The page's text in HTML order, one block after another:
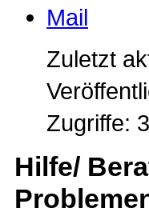
Zuletzt
Zugriffe:
Hilfe/